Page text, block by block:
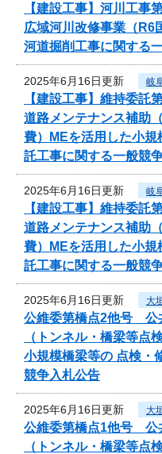
【建設工事】河川工
広域河川改修事業（
河道掘削工事に関する
2025年6月16日更新 岐
【建設工事】維持委
道路メンテナンス補助
費）MEを活用した小
託工事に関する一般競
2025年6月16日更新 岐
【建設工事】維持委
道路メンテナンス補助
費）MEを活用した小
託工事に関する一般競
2025年6月16日更新 大
公維委第橋点2他号
（トンネル・橋梁等点
小規模橋梁等の 点検・
競争入札公告
2025年6月16日更新 大
公維委第橋点1他号
（トンネル・橋梁等点